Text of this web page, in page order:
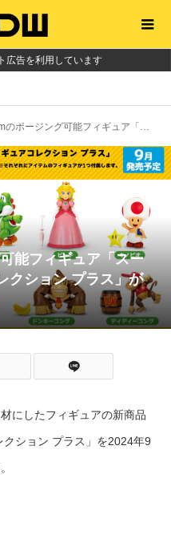
広告を利用しています
ィギュア「スーパーマリオ フィギュアコレクション プラス」が2024年9月に発売
能フィギュア「スー
クション プラス」が
にしたフィギュアの新商品
クション プラス」を2024年9